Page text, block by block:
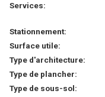
Services:
Stationnement:
Surface utile:
Type d'architecture:
Type de plancher:
Type de sous-sol: